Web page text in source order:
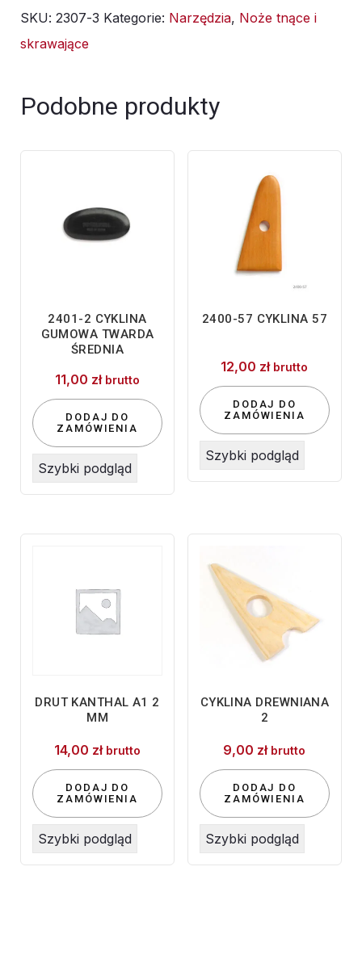
Nóż
modelarski
SKU: 2307-3 Kategorie: Narzędzia, Noże tnące i
skrawające
Podobne produkty
2401-2 CYKLINA
GUMOWA TWARDA
ŚREDNIA
11,00 zł brutto
DODAJ DO
ZAMÓWIENIA
Szybki podgląd
2400-57 CYKLINA 57
12,00 zł brutto
DODAJ DO
ZAMÓWIENIA
Szybki podgląd
DRUT KANTHAL A1 2
MM
14,00 zł brutto
DODAJ DO
ZAMÓWIENIA
Szybki podgląd
CYKLINA DREWNIANA
2
9,00 zł brutto
DODAJ DO
ZAMÓWIENIA
Szybki podgląd